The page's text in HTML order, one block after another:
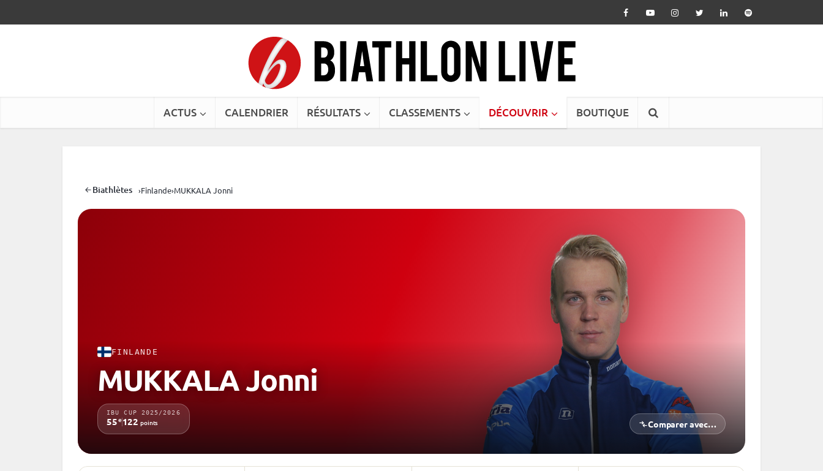
ACTUS CALENDRIER RÉSULTATS CLASSEMENTS DÉCOUVRIR BOUTIQUE
Biathlètes ›Finlande›MUKKALA Jonni
FINLANDE
MUKKALA Jonni
IBU CUP 2025/2026
55e122 points Comparer avec…